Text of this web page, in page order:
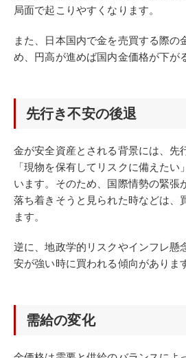
局面で起こりやすくなります。
また、日本国内で金を売買する際の
め、円高が進めば国内金価格が下が
先行き不安の後退
金が安全資産とされる背景には、先
「現物を保有してリスクに備えたい
います。そのため、国際情勢の緊張
落ち着きそうと見られた時などは、
ます。
逆に、地政学的リスクやインフレ懸
安が強い時に買われる傾向がありま
需給の変化